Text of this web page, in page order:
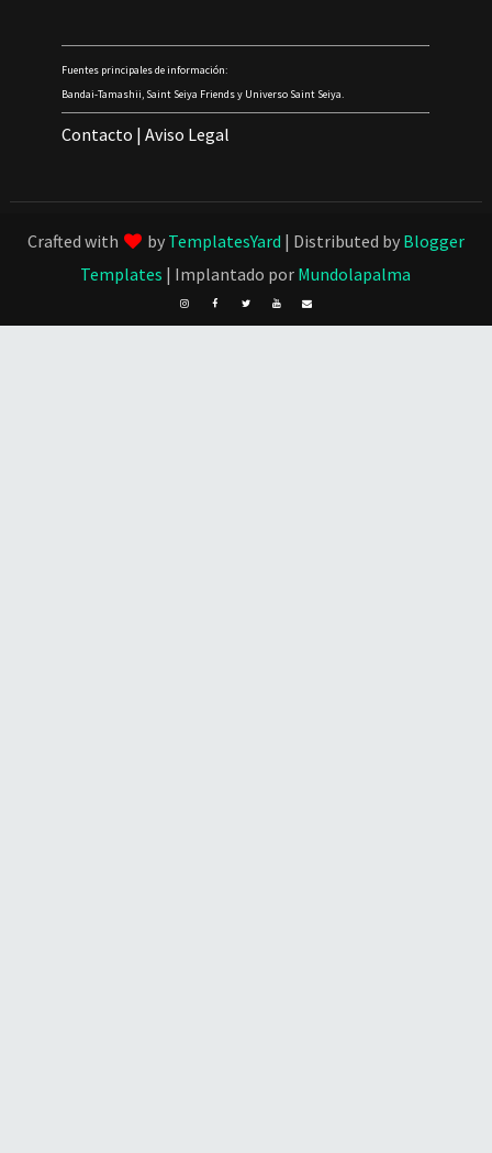
Fuentes principales de información:
Bandai-Tamashii, Saint Seiya Friends y Universo Saint Seiya.
Contacto |Aviso Legal
Crafted with by TemplatesYard | Distributed by Blogger
Templates | Implantado por Mundolapalma